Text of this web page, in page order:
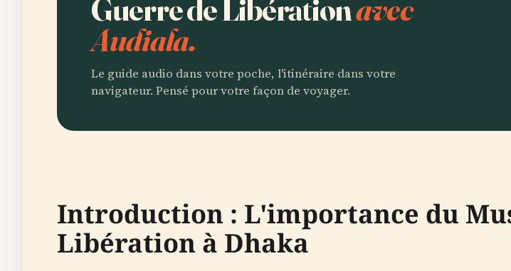
Guerre de Libérationavec
Audiala.
Le guide audio dans votre poche, l'itinéraire dans votre
navigateur. Pensé pour votre façon de voyager.
Introduction : L'importance du
Libération à Dhaka